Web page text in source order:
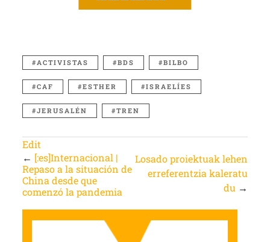
ACTIVISTAS BDS BILBO
CAF ESTHER ISRAELÍES
JERUSALÉN TREN
Edit
← [:es]Internacional |
Repaso a la situación de
China desde que
comenzó la pandemia
Losado proiektuak lehen
erreferentzia kaleratu
du →